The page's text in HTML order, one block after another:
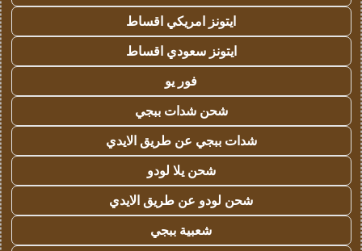
ايتونز امريكي اقساط
ايتونز سعودي اقساط
فور يو
شحن شدات ببجي
شدات ببجي عن طريق الايدي
شحن يلا لودو
شحن لودو عن طريق الايدي
شعبية ببجي